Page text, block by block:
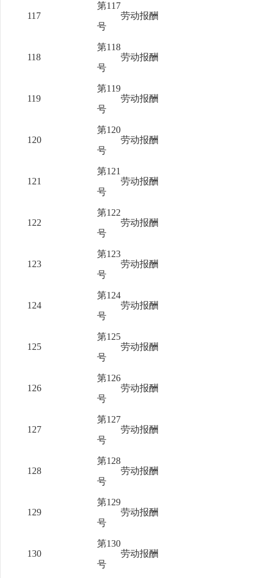
117
第117
号
劳动报酬
118
第118
号
劳动报酬
119
第119
号
劳动报酬
120
第120
号
劳动报酬
121
第121
号
劳动报酬
122
第122
号
劳动报酬
123
第123
号
劳动报酬
124
第124
号
劳动报酬
125
第125
号
劳动报酬
126
第126
号
劳动报酬
127
第127
号
劳动报酬
128
第128
号
劳动报酬
129
第129
号
劳动报酬
130
第130
号
劳动报酬